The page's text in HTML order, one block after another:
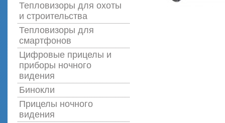
Тепловизоры для охоты
и строительства
Тепловизоры для
смартфонов
Цифровые прицелы и
приборы ночного
видения
Бинокли
Прицелы ночного
видения